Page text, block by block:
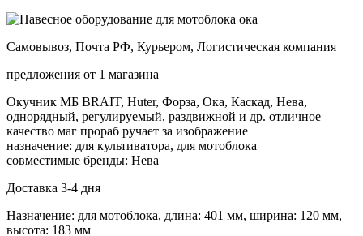
Самовывоз, Почта РФ, Курьером, Логистическая компания
предложения от 1 магазина
Окучник МБ BRAIT, Huter, Форза, Ока, Каскад, Нева,
однорядный, регулируемый, раздвижной и др. отличное
качество маг прораб ручает за изображение
назначение: для культиватора, для мотоблока
совместимые бренды: Нева
Доставка 3-4 дня
Назначение: для мотоблока, длина: 401 мм, ширина: 120 мм,
высота: 183 мм